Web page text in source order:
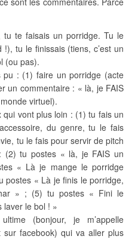
te faisais un porridge. Tu le
!), tu le finissais (tiens, c’est un
(ou pas).
pu : (1) faire un porridge (acte
un commentaire : « là, je FAIS
virtuel).
qui vont plus loin : (1) tu fais un
du genre, tu le fais
tu le fais pour servir de pitch
(2) tu postes « là, je FAIS un
« Là je mange le porridge
postes « Là je finis le porridge,
» ; (5) tu postes « Fini le
laver le bol ! »
(bonjour, je m’appelle
facebook) qui va aller plus